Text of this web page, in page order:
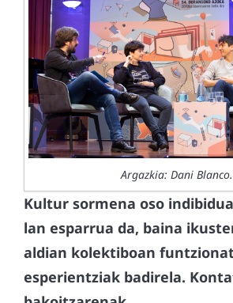
Argazkia: Dani Blanco.
Kultur sormena oso
lan esparrua da, baina
aldian kolektiboan
esperientziak badirela.